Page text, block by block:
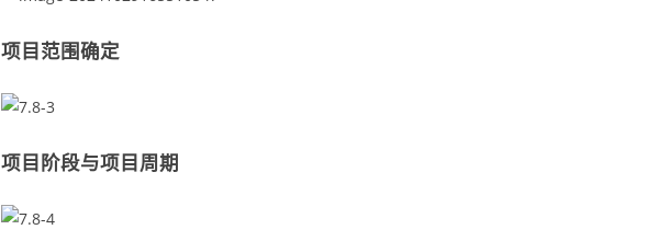
项目范围确定
项目阶段与项目周期